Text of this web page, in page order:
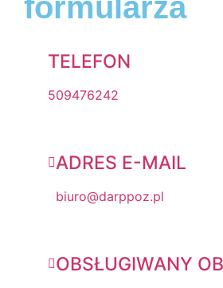
formularza
TELEFON
509476242
ADRES E-MAIL
biuro@darppoz.pl
OBSŁUGIWANY